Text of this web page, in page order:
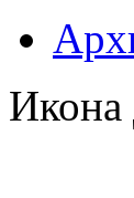
Икона